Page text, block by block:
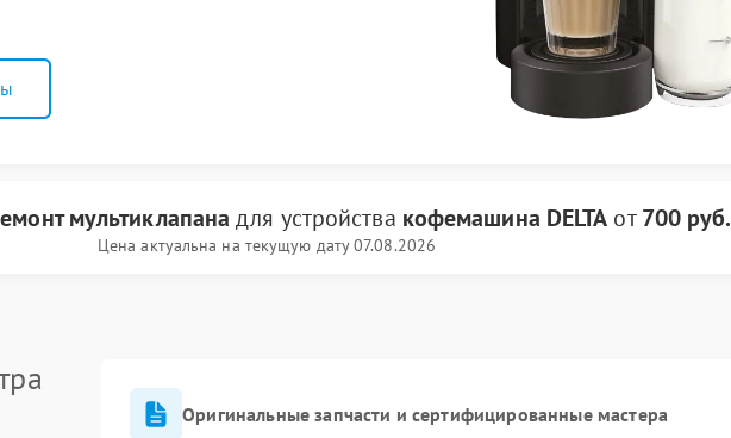
мультиклапана для устройства кофемашина DELTA от700 руб.
Цена актуальна на текущую дату 07.08.2026
Оригинальные запчасти и сертифицированные мастера